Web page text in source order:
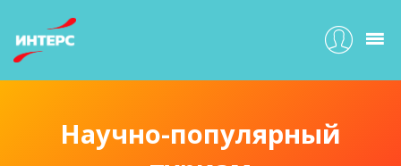
Научно-популярный